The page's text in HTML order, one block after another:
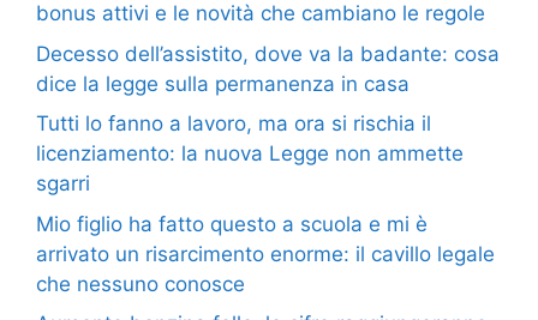
bonus attivi e le novità che cambiano le regole
Decesso dell’assistito, dove va la badante: cosa
dice la legge sulla permanenza in casa
Tutti lo fanno a lavoro, ma ora si rischia il
licenziamento: la nuova Legge non ammette
sgarri
Mio figlio ha fatto questo a scuola e mi è
arrivato un risarcimento enorme: il cavillo legale
che nessuno conosce